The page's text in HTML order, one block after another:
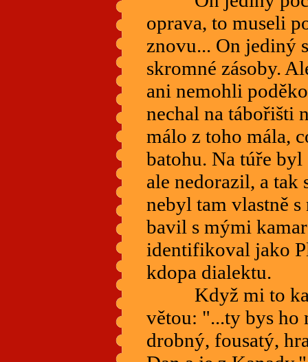
oprava, to museli
znovu... On jediný
skromné zásoby.
ani nemohli
nechal na tábořišti
málo z toho mála,
batohu. Na túře byl
ale nedorazil, a tak
nebyl tam vlastně
bavil s mými
identifikoval jako
kdopa dialektu.
Když mi to
větou: "...ty bys ho
drobný, fousatý,